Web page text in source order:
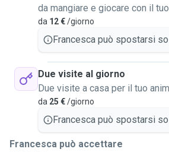
da mangiare e giocare con il
da 12 €/giorno
Francesca può spostarsi
Due visite al giorno
Due visite a casa per il tuo
da 25 €/giorno
Francesca può spostarsi
Francesca può accettare